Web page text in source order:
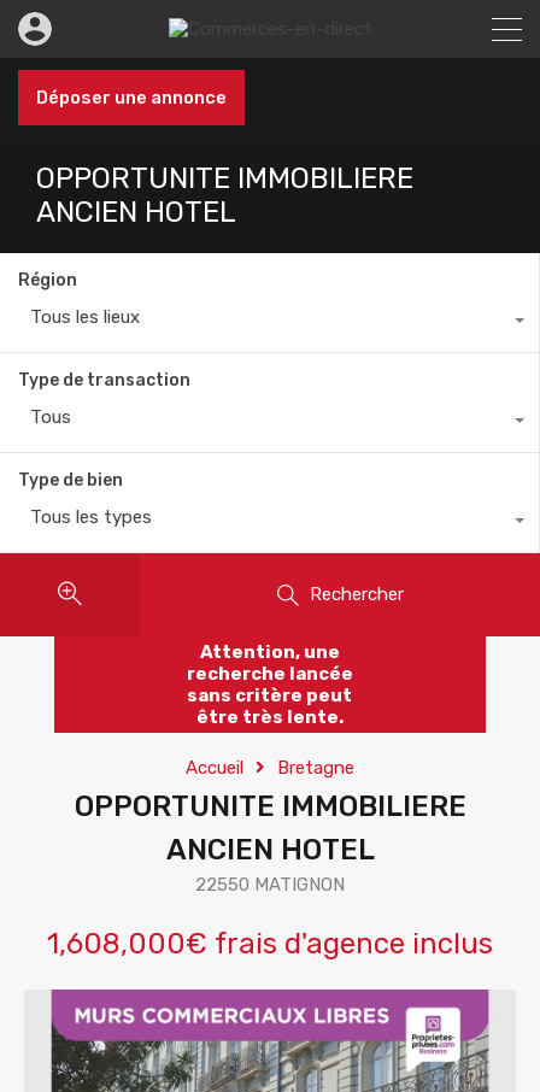
Déposer une annonce
OPPORTUNITE IMMOBILIERE
ANCIEN HOTEL
Région
Tous les lieux
Type de transaction
Tous
Type de bien
Tous les types
Rechercher
Attention, une
recherche lancée
sans critère peut
être très lente.
Accueil Bretagne
OPPORTUNITE IMMOBILIERE
ANCIEN HOTEL
22550 MATIGNON
1,608,000€ frais d'agence inclus